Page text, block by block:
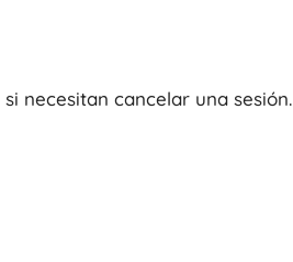
si necesitan cancelar una sesión.